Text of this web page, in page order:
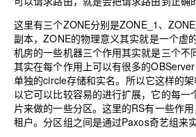
这里有三个ZONE分别是ZONE_1、
副本，ZONE的物理意义其实就是一个虚
机房的一些机器三个作用其实就是三个不
其实在每个作用上可以有很多的
单独的circle存储和实名。所以它这样的
以它可以比较容易的进行扩展，它的每一
片来做的一些分区。这里的RS有一些作
租户。分区组之间是通过Paxos奇艺组来实